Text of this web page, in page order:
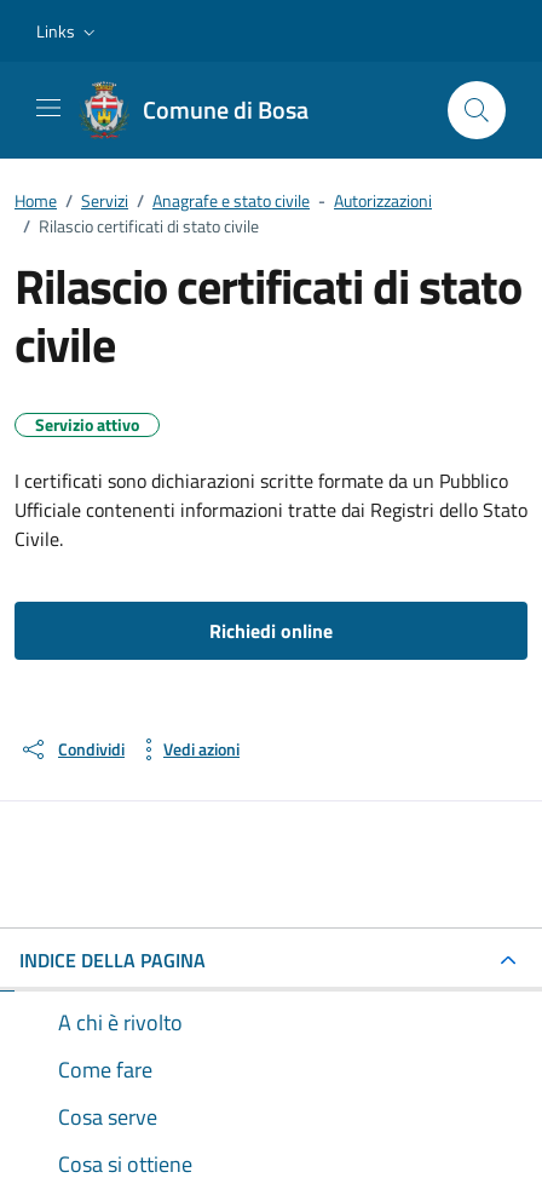
Links
Comune di Bosa
Home / Servizi / Anagrafe e stato civile - Autorizzazioni
/ Rilascio certificati di stato civile
Rilascio certificati di stato
civile
Servizio attivo
I certificati sono dichiarazioni scritte formate da un Pubblico
Ufficiale contenenti informazioni tratte dai Registri dello Stato
Civile.
Richiedi online
Condividi Vedi azioni
INDICE DELLA PAGINA
A chi è rivolto
Come fare
Cosa serve
Cosa si ottiene